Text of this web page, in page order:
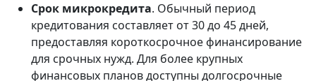
Срок микрокредита. Обычный период
кредитования составляет от 30 до 45 дней,
предоставляя короткосрочное финансирование
для срочных нужд. Для более крупных
финансовых планов доступны долгосрочные